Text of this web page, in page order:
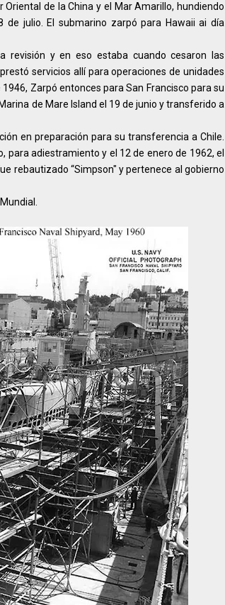
de la China y el Mar Amarillo, hundiendo
julio. El submarino zarpó para Hawaii ai día
revisión y en eso estaba cuando cesaron las
servicios allí para operaciones de unidades
Zarpó entonces para San Francisco para su
de Mare Island el 19 de junio y transferido a
en preparación para su transferencia a Chile.
para adiestramiento y el 12 de enero de 1962, el
rebautizado “Simpson" y pertenece al gobierno